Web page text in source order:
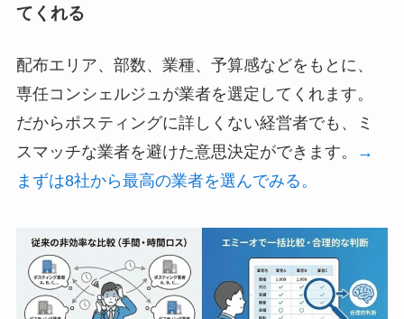
てくれる
配布エリア、部数、業種、予算感などをもとに、
専任コンシェルジュが業者を選定してくれます。
だからポスティングに詳しくない経営者でも、ミ
スマッチな業者を避けた意思決定ができます。
→
まずは8社から最高の業者を選んでみる。